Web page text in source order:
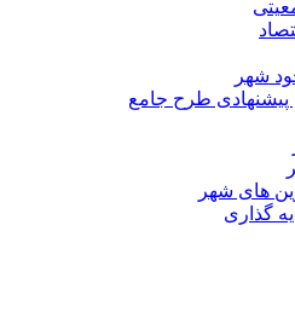
شهر
پیشنهادی طرح جامع
های شهر
گذاری